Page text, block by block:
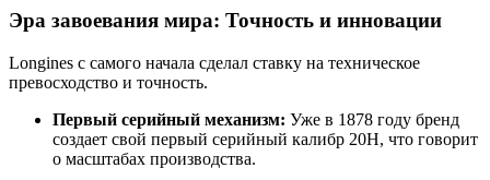
Эра завоевания мира: Точность и инновации
Longines с самого начала сделал ставку на техническое
превосходство и точность.
Первый серийный механизм: Уже в 1878 году бренд
создает свой первый серийный калибр 20Н, что говорит
о масштабах производства.